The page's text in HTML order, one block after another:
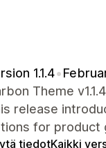
1.1.4•
Theme v1.1.4
release
for product
tiedotKaikki